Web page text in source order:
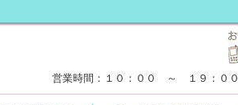
営業時間：１０：００ ～ １９：００